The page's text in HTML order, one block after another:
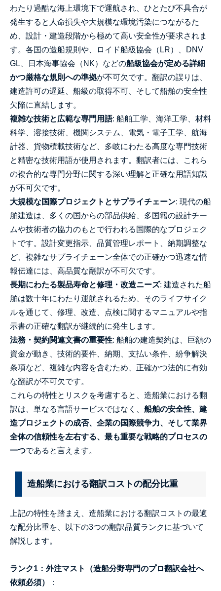
わたり過酷な海上環境下で運航され、ひとたび不具合が
発生すると人命損失や大規模な環境汚染につながるた
め、設計・建造段階から極めて高い安全性が要求されま
す。各国の造船規則や、ロイド船級協会（LR）、DNV
GL、日本海事協会（NK）などの船級協会が定める詳細
かつ厳格な規則への準拠が不可欠です。翻訳の誤りは、
建造許可の遅延、船級の取得不可、そして船舶の安全性
欠陥に直結します。
複雑な技術と広範な専門用語: 船舶工学、海洋工学、材料
科学、溶接技術、機関システム、電気・電子工学、航海
計器、貨物積載技術など、多岐にわたる高度な専門技術
と精密な技術用語が使用されます。翻訳者には、これら
の複合的な専門分野に関する深い理解と正確な用語知識
が不可欠です。
大規模な国際プロジェクトとサプライチェーン: 現代の船
舶建造は、多くの国からの部品供給、多国籍の設計チー
ムや技術者の協力のもとで行われる国際的なプロジェク
トです。設計変更指示、品質管理レポート、納期調整な
ど、複雑なサプライチェーン全体での正確かつ迅速な情
報伝達には、高品質な翻訳が不可欠です。
長期にわたる製品寿命と修理・改造ニーズ: 建造された船
舶は数十年にわたり運航されるため、そのライフサイク
ルを通じて、修理、改造、点検に関するマニュアルや指
示書の正確な翻訳が継続的に発生します。
法務・契約関連文書の重要性: 船舶の建造契約は、巨額の
資金が動き、技術的要件、納期、支払い条件、紛争解決
条項など、複雑な内容を含むため、正確かつ法的に有効
な翻訳が不可欠です。
これらの特性とリスクを考慮すると、造船業における翻
訳は、単なる言語サービスではなく、 船舶の安全性、建
造プロジェクトの成否、企業の国際競争力、そして業界
全体の信頼性を左右する、最も重要な戦略的プロセスの
一つであると言えます。
造船業における翻訳コストの配分比重
上記の特性を踏まえ、造船業における翻訳コストの最適
な配分比重を、以下の3つの翻訳品質ランクに基づいて
解説します。
ランク1：外注マスト（造船分野専門のプロ翻訳会社へ
依頼必須）
：